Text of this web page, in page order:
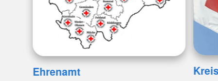
Ehrenamt